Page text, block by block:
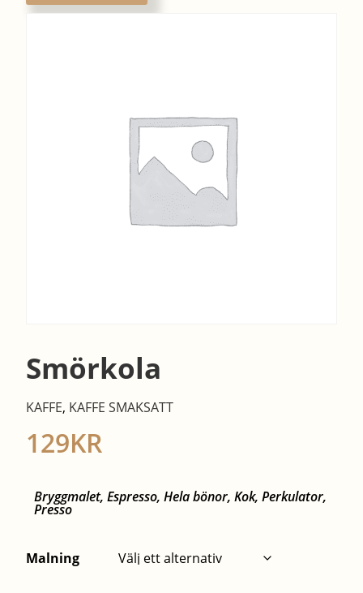
Smörkola
KAFFE, KAFFE SMAKSATT
129KR
Bryggmalet, Espresso, Hela bönor, Kok, Perkulator,
Presso
Malning